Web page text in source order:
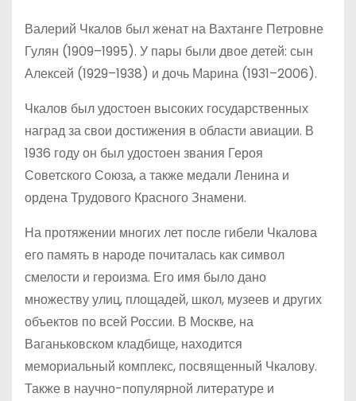
Валерий Чкалов был женат на Вахтанге Петровне
Гулян (1909–1995). У пары были двое детей: сын
Алексей (1929–1938) и дочь Марина (1931–2006).
Чкалов был удостоен высоких государственных
наград за свои достижения в области авиации. В
1936 году он был удостоен звания Героя
Советского Союза, а также медали Ленина и
ордена Трудового Красного Знамени.
На протяжении многих лет после гибели Чкалова
его память в народе почиталась как символ
смелости и героизма. Его имя было дано
множеству улиц, площадей, школ, музеев и других
объектов по всей России. В Москве, на
Ваганьковском кладбище, находится
мемориальный комплекс, посвященный Чкалову.
Также в научно-популярной литературе и